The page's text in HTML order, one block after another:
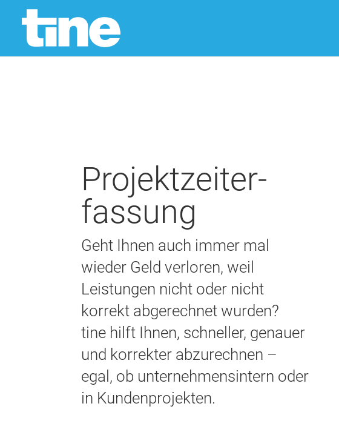
Projekt­zeit­­er­
fass­ung
Geht Ihnen auch immer mal
wieder Geld verloren, weil
Leistungen nicht oder nicht
korrekt abgerechnet wurden?
tine hilft Ihnen, schneller, genauer
und korrekter abzurechnen –
egal, ob unternehmensintern oder
in Kundenprojekten.